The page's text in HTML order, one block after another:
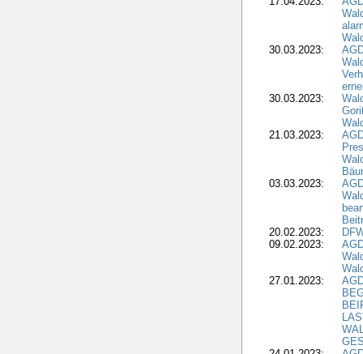
30.03.2023:
30.03.2023:
21.03.2023:
03.03.2023:
20.02.2023:
09.02.2023:
27.01.2023: